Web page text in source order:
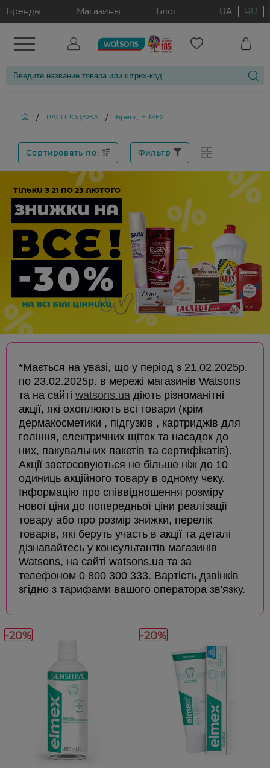
Бренды Магазины Блог UA RU
/ РАСПРОДАЖА / Бренд: ELMEX
Сортировать по: Фильтр
*Мається на увазі, що у період з 21.02.2025р.
по 23.02.2025р. в мережі магазинів Watsons
та на сайті watsons.ua діють різноманітні
акції, які охоплюють всі товари (крім
дермакосметики , підгузків , картриджів для
гоління, електричних щіток та насадок до
них, пакувальних пакетів та сертифікатів).
Акції застосовуються не більше ніж до 10
одиниць акційного товару в одному чеку.
Інформацію про співвідношення розміру
нової ціни до попередньої ціни реалізації
товару або про розмір знижки, перелік
товарів, які беруть участь в акції та деталі
дізнавайтесь у консультантів магазинів
Watsons, на сайті watsons.ua та за
телефоном 0 800 300 333. Вартість дзвінків
згідно з тарифами вашого оператора зв'язку.
-20% -20%